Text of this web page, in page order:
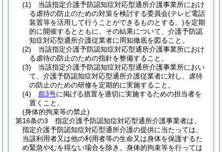
(1)
当該指定介護予防認知症対応型通所介護事業所におけ
る虐待の防止のための対策を検討する委員会(テレビ電話
装置等を活用して行うことができるものとする。)を定期
的に開催するとともに、その結果について、介護予防認
知症対応型通所介護従業者に周知徹底を図ること。
(2)
当該指定介護予防認知症対応型通所介護事業所におけ
る虐待の防止のための指針を整備すること。
(3)
当該指定介護予防認知症対応型通所介護事業所におい
て、介護予防認知症対応型通所介護従業者に対し、虐待
の防止のための研修を定期的に実施すること。
(4)
前3号に掲げる措置を適切に実施するための担当者を
置くこと。
(身体的拘束等の禁止)
第16条の3
指定介護予防認知症対応型通所介護事業者は、
指定介護予防認知症対応型通所介護の提供に当たっては、
当該利用者又は他の利用者等の生命又は身体を保護するた
め緊急やむを得ない場合を除き、身体的拘束等を行っては